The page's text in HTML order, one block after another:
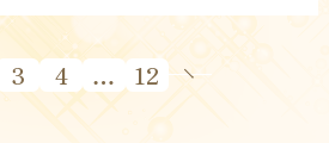
3 4 … 12